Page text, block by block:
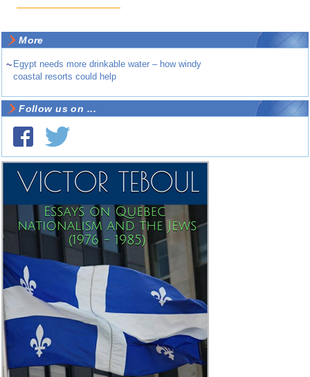
More
~ Egypt needs more drinkable water – how windy
coastal resorts could help
Follow us on ...